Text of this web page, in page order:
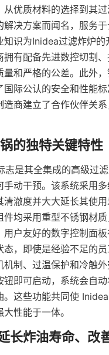
从优质材料的选择到其
解决方案而闻名，服务
知识为Inidea过滤炸炉
拥有配备先进数控切割
和严格的公差。此外
国际公认的安全和性能
造商建立了合作伙伴关
志是其全集成的高级过
手动干预。该系统采用
澈度并大大延长其使
件均采用重型不锈钢材
用户友好的数字控制面
态，即使是经验不足的
机制、过温保护和冷触
钮即可启动，系统会自
。这些功能共同使
性能于一体。